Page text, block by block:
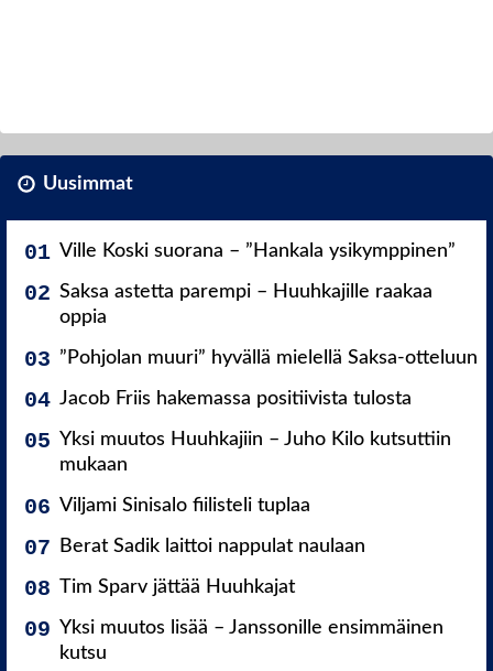
Uusimmat
Ville Koski suorana – ”Hankala ysikymppinen”
Saksa astetta parempi – Huuhkajille raakaa
oppia
”Pohjolan muuri” hyvällä mielellä Saksa-otteluun
Jacob Friis hakemassa positiivista tulosta
Yksi muutos Huuhkajiin – Juho Kilo kutsuttiin
mukaan
Viljami Sinisalo fiilisteli tuplaa
Berat Sadik laittoi nappulat naulaan
Tim Sparv jättää Huuhkajat
Yksi muutos lisää – Janssonille ensimmäinen
kutsu